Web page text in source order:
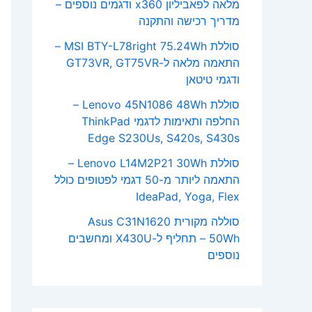
מלאה לפאביליון x360 ודגמים נוספים –
מדריך רכישה והתקנה
סוללת MSI BTY-L78right 75.24Wh –
התאמה מלאה ל-GT73VR, GT75VR
ודגמי טיטאן
סוללת Lenovo 45N1086 48Wh –
החלפה ותאימות לדגמי ThinkPad
Edge S230Us, S420s, S430s
סוללת Lenovo L14M2P21 30Wh –
התאמה ליותר מ-50 דגמי לפטופים כולל
IdeaPad, Yoga, Flex
סוללה מקורית Asus C31N1620
50Wh – תחליף ל-X430U ומחשבים
נוספים